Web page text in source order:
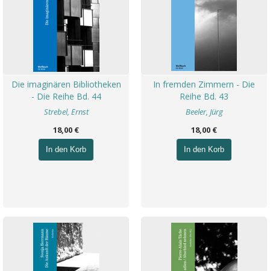
Die imaginären Bibliotheken
- Die Reihe Bd. 44
Strebel, Ernst
18,00 €
In den Korb
In fremden Zimmern - Die
Reihe Bd. 43
Beeler, Jürg
18,00 €
In den Korb